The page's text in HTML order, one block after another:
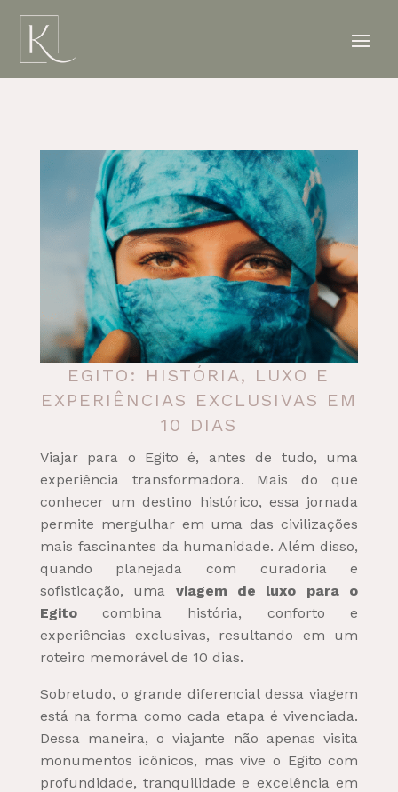
EGITO: HISTÓRIA, LUXO E
EXPERIÊNCIAS EXCLUSIVAS EM
10 DIAS
Viajar para o Egito é, antes de tudo, uma
experiência transformadora. Mais do que
conhecer um destino histórico, essa jornada
permite mergulhar em uma das civilizações
mais fascinantes da humanidade. Além disso,
quando planejada com curadoria e
sofisticação, uma viagem de luxo para o
Egitocombina história, conforto e
experiências exclusivas, resultando em um
roteiro memorável de 10 dias.
Sobretudo, o grande diferencial dessa viagem
está na forma como cada etapa é vivenciada.
Dessa maneira, o viajante não apenas visita
monumentos icônicos, mas vive o Egito com
profundidade, tranquilidade e excelência em